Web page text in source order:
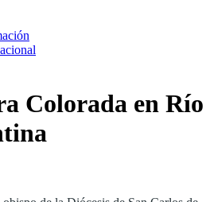
Colorada en Río